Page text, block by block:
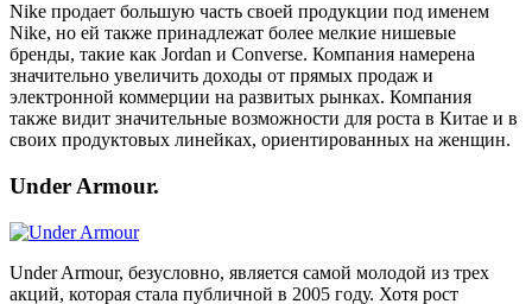
Nike продает большую часть своей продукции под именем
Nike, но ей также принадлежат более мелкие нишевые
бренды, такие как Jordan и Converse. Компания намерена
значительно увеличить доходы от прямых продаж и
электронной коммерции на развитых рынках. Компания
также видит значительные возможности для роста в Китае и в
своих продуктовых линейках, ориентированных на женщин.
Under Armour.
Under Armour, безусловно, является самой молодой из трех
акций, которая стала публичной в 2005 году. Хотя рост